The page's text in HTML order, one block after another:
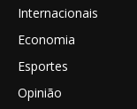
Internacionais
Economia
Esportes
Opinião